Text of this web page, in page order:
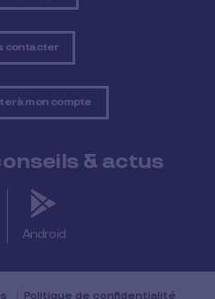
contacter
à mon compte
& actus
Android
Politique de confidentialité